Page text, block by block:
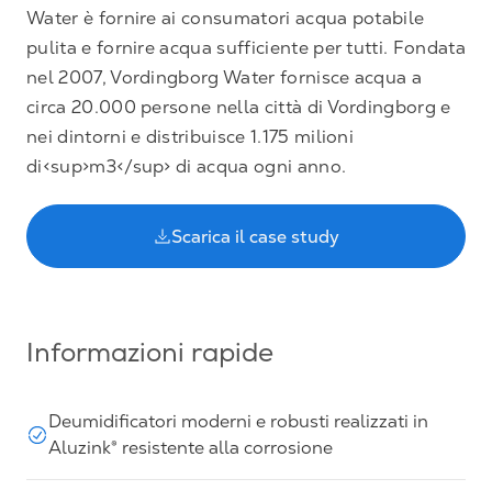
Water è fornire ai consumatori acqua potabile
pulita e fornire acqua sufficiente per tutti. Fondata
nel 2007, Vordingborg Water fornisce acqua a
circa 20.000 persone nella città di Vordingborg e
nei dintorni e distribuisce 1.175 milioni
di<sup>m3</sup> di acqua ogni anno.
Scarica il case study
Informazioni rapide
Deumidificatori moderni e robusti realizzati in
Aluzink® resistente alla corrosione